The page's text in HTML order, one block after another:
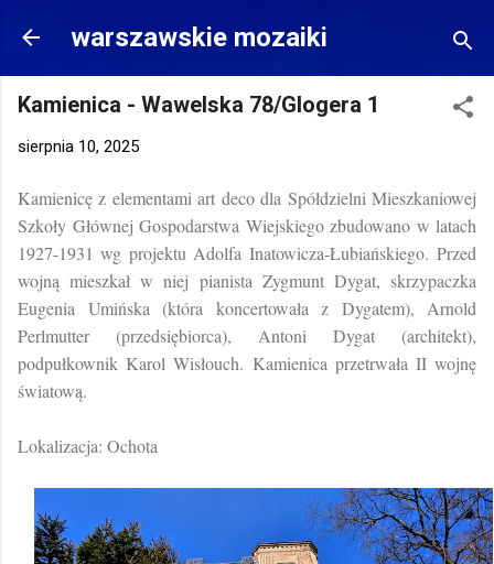
Przejdź do głównej zawartości
warszawskie mozaiki
Kamienica - Wawelska 78/Glogera 1
sierpnia 10, 2025
Kamienicę z elementami art deco dla Spółdzielni Mieszkaniowej
Szkoły Głównej Gospodarstwa Wiejskiego zbudowano w latach
1927-1931 wg projektu Adolfa Inatowicza-Łubiańskiego. Przed
wojną mieszkał w niej pianista Zygmunt Dygat, skrzypaczka
Eugenia Umińska (która koncertowała z Dygatem), Arnold
Perlmutter (przedsiębiorca), Antoni Dygat (architekt),
podpułkownik Karol Wisłouch. Kamienica przetrwała II wojnę
światową.
Lokalizacja: Ochota